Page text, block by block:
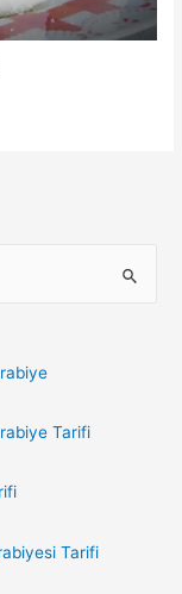
Tarifi
Tarifi